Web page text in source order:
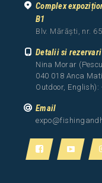
Complex
B1
Blv. Mărăști, nr.
Detalii si rezervari
Nina Morar
040 018 Anca
Outdoor, English):
Email